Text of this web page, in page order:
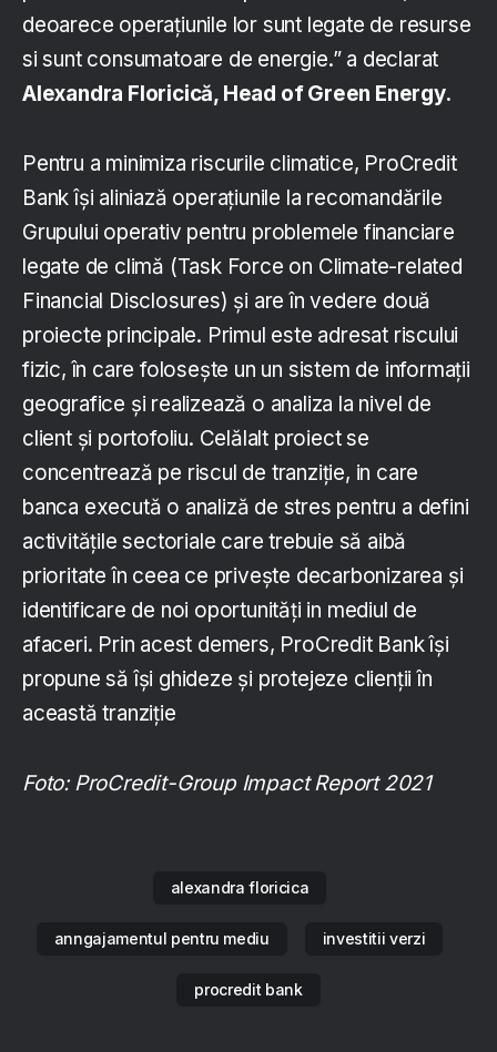
deoarece operațiunile lor sunt legate de resurse
si sunt consumatoare de energie.” a declarat
Alexandra Floricică, Head of Green Energy.
Pentru a minimiza riscurile climatice, ProCredit
Bank își aliniază operațiunile la recomandările
Grupului operativ pentru problemele financiare
legate de climă (Task Force on Climate-related
Financial Disclosures) și are în vedere două
proiecte principale. Primul este adresat riscului
fizic, în care folosește un un sistem de informații
geografice și realizează o analiza la nivel de
client și portofoliu. Celălalt proiect se
concentrează pe riscul de tranziție, in care
banca execută o analiză de stres pentru a defini
activitățile sectoriale care trebuie să aibă
prioritate în ceea ce privește decarbonizarea și
identificare de noi oportunități in mediul de
afaceri. Prin acest demers, ProCredit Bank își
propune să își ghideze și protejeze clienții în
această tranziție
Foto: ProCredit-Group Impact Report 2021
alexandra floricica
anngajamentul pentru mediu investitii verzi
procredit bank